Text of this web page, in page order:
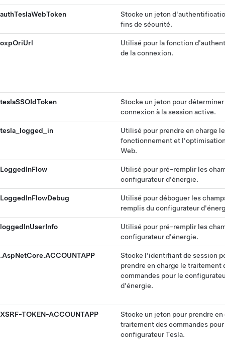
authTeslaWebToken
Stocke un jeton
fins de sécurité.
oxpOriUrl
Utilisé pour la fonction
de la connexion.
teslaSSOIdToken
Stocke un jeton pour déterminer
connexion à la session active.
tesla_logged_in
Utilisé pour prendre en charge le
fonctionnement et
Web.
LoggedInFlow
Utilisé pour pré-remplir les
configurateur d'énergie.
LoggedInFlowDebug
Utilisé pour déboguer les
remplis du configurateur
loggedInUserInfo
Utilisé pour pré-remplir les
configurateur d'énergie.
.AspNetCore.ACCOUNTAPP
Stocke l'identifiant de session
prendre en charge le traitement
commandes pour le
d'énergie.
XSRF-TOKEN-ACCOUNTAPP
Stocke un jeton pour prendre en
traitement des commandes
configurateur Tesla.